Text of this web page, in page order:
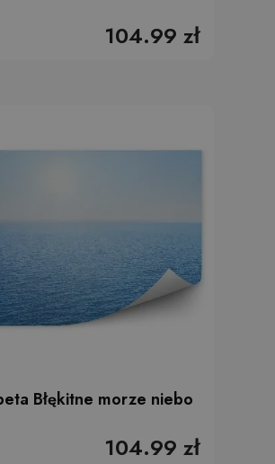
104.99 zł
Błękitne morze niebo
104.99 zł